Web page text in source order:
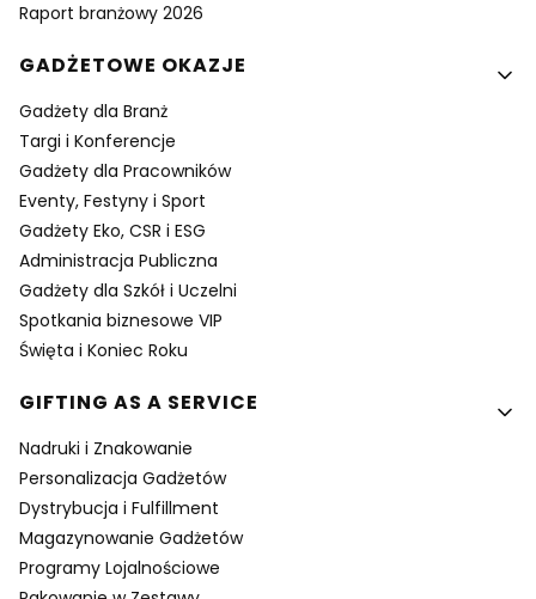
Raport branżowy 2026
GADŻETOWE OKAZJE
Gadżety dla Branż
Targi i Konferencje
Gadżety dla Pracowników
Eventy, Festyny i Sport
Gadżety Eko, CSR i ESG
Administracja Publiczna
Gadżety dla Szkół i Uczelni
Spotkania biznesowe VIP
Święta i Koniec Roku
GIFTING AS A SERVICE
Nadruki i Znakowanie
Personalizacja Gadżetów
Dystrybucja i Fulfillment
Magazynowanie Gadżetów
Programy Lojalnościowe